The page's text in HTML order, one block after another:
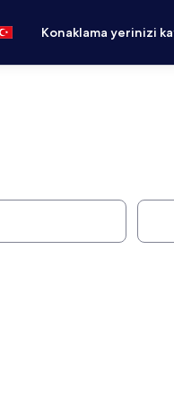
Konaklama yerinizi